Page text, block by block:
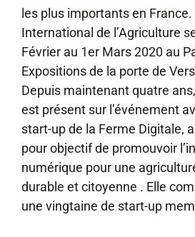
les plus importants en France.
International de l’Agriculture
Février au 1er Mars 2020 au
Expositions de la porte de
Depuis maintenant quatre
est présent sur l’événement
start-up de la Ferme Digitale,
pour objectif de promouvoir
numérique pour une
durable et citoyenne . Elle
une vingtaine de start-up